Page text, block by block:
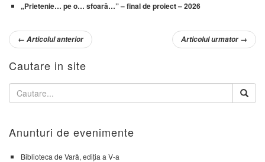
„Prietenie… pe o… sfoară…” – final de proiect – 2026
← Articolul anterior Articolul urmator→
Cautare in site
Anunturi de evenimente
Biblioteca de Vară, ediția a V-a